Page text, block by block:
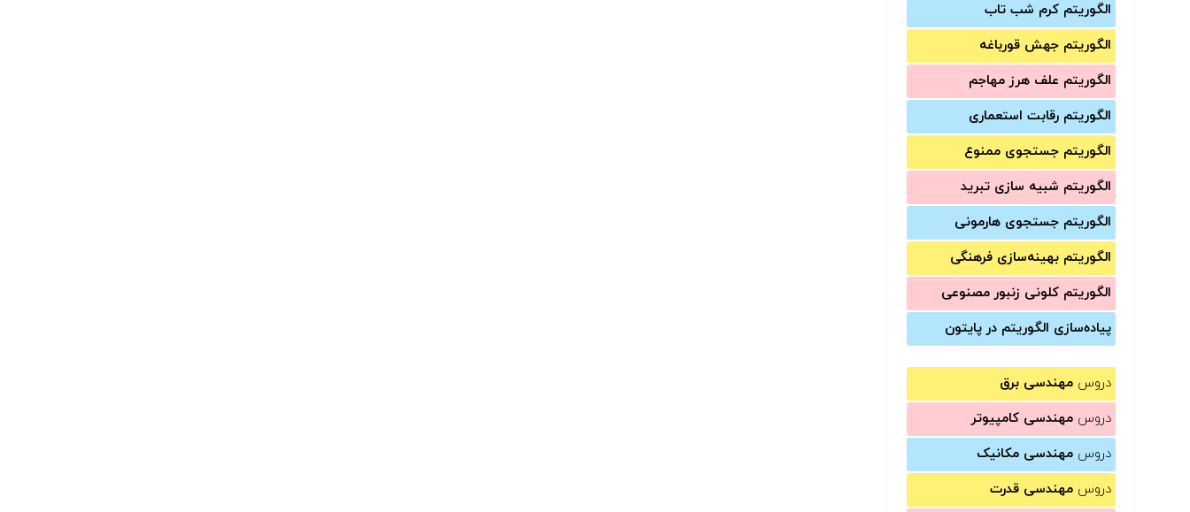
الگوریتم کرم شب تاب
الگوریتم جهش قورباغه
الگوریتم علف هرز مهاجم
الگوریتم رقابت استعماری
الگوریتم جستجوی ممنوع
الگوریتم شبیه سازی تبرید
الگوریتم جستجوی هارمونی
الگوریتم بهینه‌سازی فرهنگی
الگوریتم کلونی زنبور مصنوعی
پیاده‌سازی الگوریتم در پایتون
دروس مهندسی برق
دروس مهندسی کامپیوتر
دروس مهندسی مکانیک
دروس مهندسی قدرت